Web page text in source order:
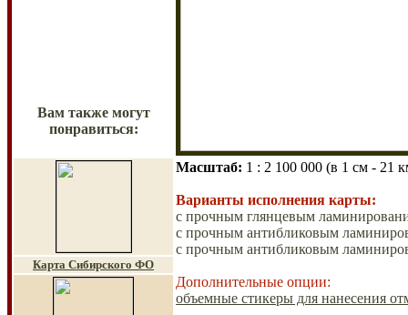
Вам также могут
понравиться:
Масштаб: 1 : 2 100 000 (в 1 см -
Варианты исполнения карты:
с прочным глянцевым
с прочным антибликовым
с прочным антибликовым
Дополнительные опции:
объемные стикеры для нанесения
Карта Сибирского ФО